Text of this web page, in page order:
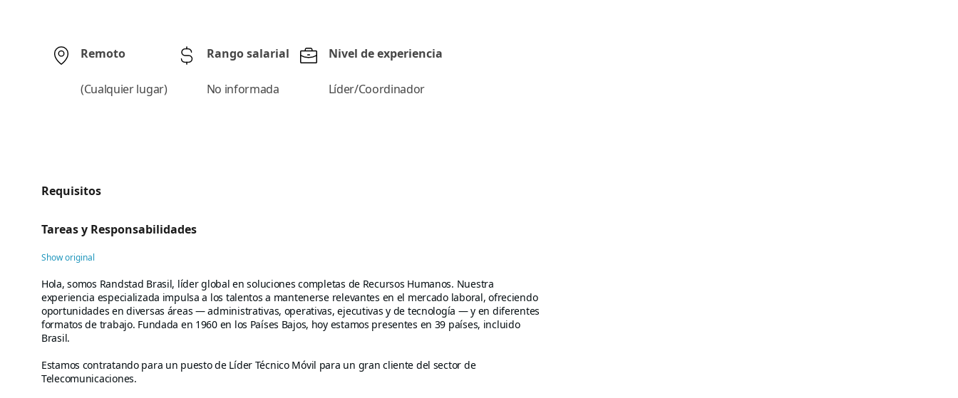
Remoto
(Cualquier lugar)
Rango salarial
No informada
Nivel de experiencia
Líder/Coordinador
Requisitos
Tareas y Responsabilidades
Show original
Hola, somos Randstad Brasil, líder global en soluciones completas de Recursos Humanos. Nuestra
experiencia especializada impulsa a los talentos a mantenerse relevantes en el mercado laboral, ofreciendo
oportunidades en diversas áreas — administrativas, operativas, ejecutivas y de tecnología — y en diferentes
formatos de trabajo. Fundada en 1960 en los Países Bajos, hoy estamos presentes en 39 países, incluido
Brasil.
Estamos contratando para un puesto de Líder Técnico Móvil para un gran cliente del sector de
Telecomunicaciones.